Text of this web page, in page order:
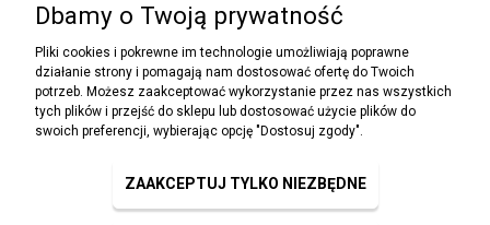
NEWSLETTER
Podaj swój adres e-mail, jeżeli chcesz otrzymywać
Dbamy o Twoją prywatność
Pliki cookies i pokrewne im technologie umożliwiają poprawne
działanie strony i pomagają nam dostosować ofertę do Twoich
potrzeb. Możesz zaakceptować wykorzystanie przez nas wszystkich
tych plików i przejść do sklepu lub dostosować użycie plików do
swoich preferencji, wybierając opcję "Dostosuj zgody".
ZAAKCEPTUJ TYLKO NIEZBĘDNE